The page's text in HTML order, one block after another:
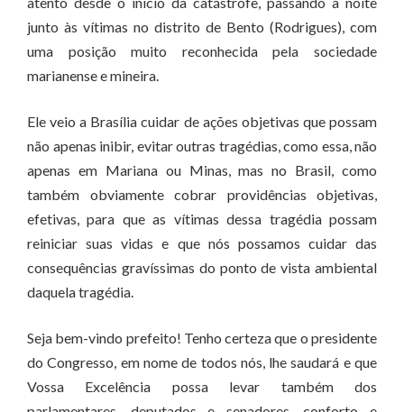
junto às vítimas no distrito de Bento (Rodrigues), com
uma posição muito reconhecida pela sociedade
marianense e mineira.
Ele veio a Brasília cuidar de ações objetivas que possam
não apenas inibir, evitar outras tragédias, como essa, não
apenas em Mariana ou Minas, mas no Brasil, como
também obviamente cobrar providências objetivas,
efetivas, para que as vítimas dessa tragédia possam
reiniciar suas vidas e que nós possamos cuidar das
consequências gravíssimas do ponto de vista ambiental
daquela tragédia.
Seja bem-vindo prefeito! Tenho certeza que o presidente
do Congresso, em nome de todos nós, lhe saudará e que
Vossa Excelência possa levar também dos